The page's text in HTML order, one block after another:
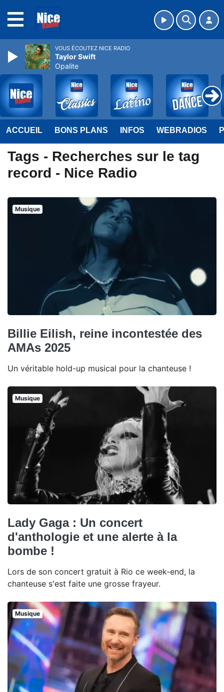
ACCUEIL BONS PLANS INFOS WEBRADIOS
Tags - Recherches sur le tag
record - Nice Radio
Musique
Billie Eilish, reine incontestée des
AMAs 2025
Un véritable hold-up musical pour la chanteuse !
Musique
Lady Gaga : Un concert
d'anthologie et une alerte à la
bombe !
Lors de son concert gratuit à Rio ce week-end, la
chanteuse s'est faite une grosse frayeur.
Musique
VOUS ÉCOUTEZ NICE RADIO
Taylor Swift
Opalite